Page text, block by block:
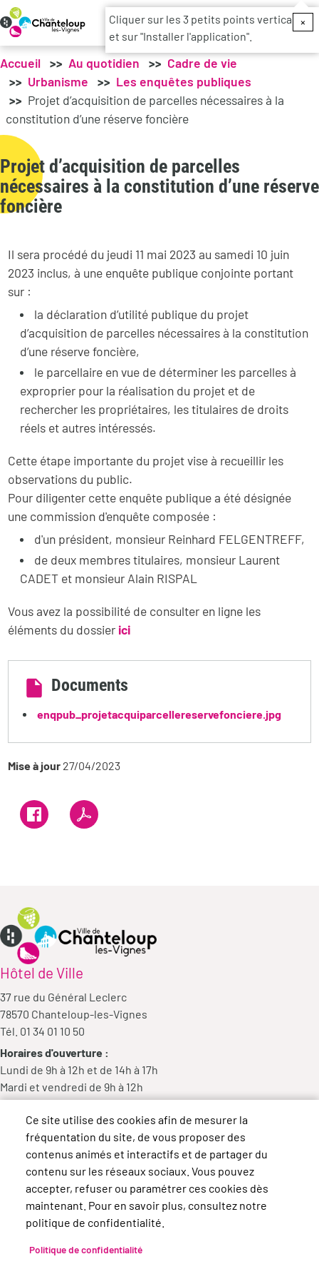
Menu
Accueil Au quotidien
Cadre de vie
Urbanisme
Les enquêtes publiques
Projet d’acquisition de parcelles nécessaires à la
constitution d’une réserve foncière
Projet d’acquisition de parcelles
nécessaires à la constitution d’une réserve
foncière
Il sera procédé du jeudi 11 mai 2023 au samedi 10 juin
2023 inclus, à une enquête publique conjointe portant
sur :
la déclaration d’utilité publique du projet
d’acquisition de parcelles nécessaires à la constitution
d’une réserve foncière,
le parcellaire en vue de déterminer les parcelles à
exproprier pour la réalisation du projet et de
rechercher les propriétaires, les titulaires de droits
réels et autres intéressés.
Cette étape importante du projet vise à recueillir les
observations du public.
Pour diligenter cette enquête publique a été désignée
une commission d'enquête composée :
d'un président, monsieur Reinhard FELGENTREFF,
de deux membres titulaires, monsieur Laurent
CADET et monsieur Alain RISPAL
Vous avez la possibilité de consulter en ligne les
éléments du dossier ici
Documents
enqpub_projetacquiparcellereservefonciere.jpg
Mise à jour 27/04/2023
Hôtel de Ville
37 rue du Général Leclerc
78570 Chanteloup-les-Vignes
Tél. 01 34 01 10 50
Horaires d'ouverture :
Lundi de 9h à 12h et de 14h à 17h
Mardi et vendredi de 9h à 12h
Mercredi de 9h à 12h et de 14h à 18h
Jeudi de 14h à 17h
Ce site utilise des cookies afin de mesurer la
fréquentation du site, de vous proposer des
contenus animés et interactifs et de partager du
contenu sur les réseaux sociaux. Vous pouvez
accepter, refuser ou paramétrer ces cookies dès
maintenant. Pour en savoir plus, consultez notre
politique de confidentialité.
Politique de confidentialité
×
Cliquer sur les 3 petits points verticaux
et sur "Installer l'application".